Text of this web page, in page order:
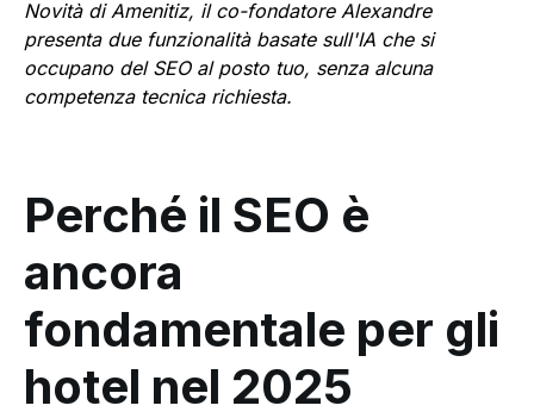
Novità di Amenitiz, il co-fondatore Alexandre
presenta due funzionalità basate sull'IA che si
occupano del SEO al posto tuo, senza alcuna
competenza tecnica richiesta.
Perché il SEO è
ancora
fondamentale per gli
hotel nel 2025